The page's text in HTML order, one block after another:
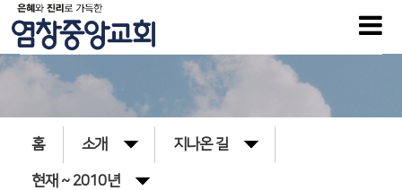
홈 소개 지나온 길
현재 ~ 2010년